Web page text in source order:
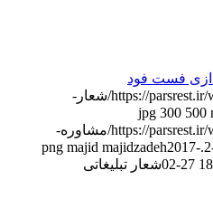
فست فود
https://parsrest.ir/wp-content/uploads/2017/02/شعار-
300
https://parsrest.ir/wp-content/uploads/2026/07/مشاوره-
majid majidzadeh
شعار تبلیغاتی